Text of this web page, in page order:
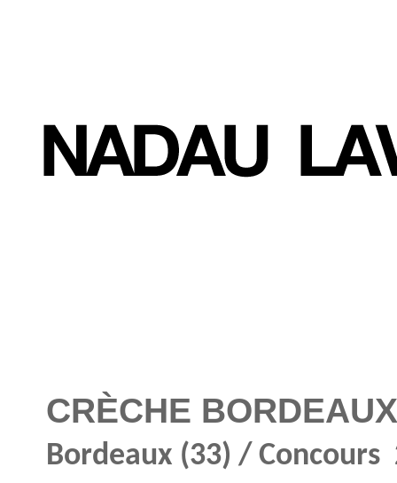
CRÈCHE
Bordeaux (33) /